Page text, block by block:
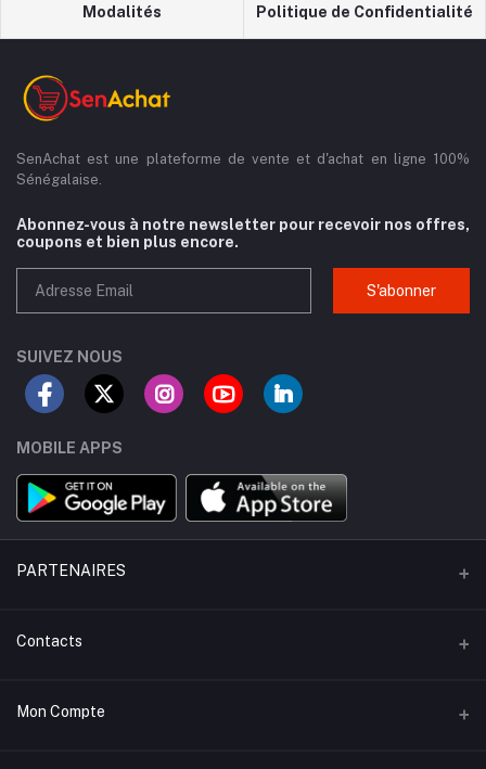
Modalités Politique de Confidentialité
SenAchat est une plateforme de vente et d'achat en ligne 100%
Sénégalaise.
Abonnez-vous à notre newsletter pour recevoir nos offres,
coupons et bien plus encore.
S'abonner
SUIVEZ NOUS
MOBILE APPS
PARTENAIRES
APO - Taxi
KONECTFOOD- Restaurants
Contacts
Adresse
Mon Compte